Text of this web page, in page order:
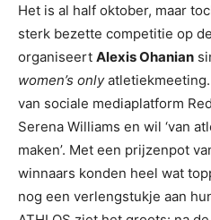
Het is al half oktober, maar
sterk bezette competitie op
organiseert Alexis Ohanian
women’s only
van sociale mediaplatform
Serena Williams en wil ‘van
maken’. Met een prijzenpot
winnaars konden heel wat
nog een verlengstukje aan